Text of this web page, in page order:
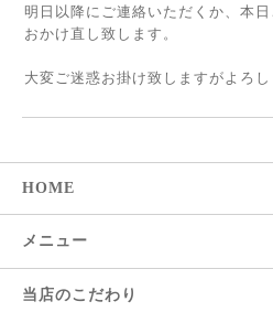
明日以降にご連絡いただくか、本
おかけ直し致します。
大変ご迷惑お掛け致しますがよろし
HOME
メニュー
当店のこだわり